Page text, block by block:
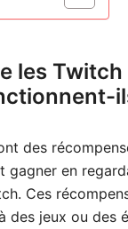
les
des
gagner en
Ces
des jeux ou des